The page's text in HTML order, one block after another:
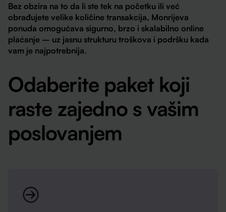
Bez obzira na to da li ste tek na početku ili već
obrađujete velike količine transakcija, Monrijeva
ponuda omogućava sigurno, brzo i skalabilno online
plaćanje – uz jasnu strukturu troškova i podršku kada
vam je najpotrebnija.
Odaberite paket koji
raste zajedno s vašim
poslovanjem